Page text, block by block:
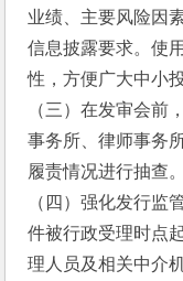
业绩、主要风险因
信息披露要求。使
性，方便广大中小
（三）在发审会前
事务所、律师事务
履责情况进行抽查。
（四）强化发行监
件被行政受理时点
理人员及相关中介